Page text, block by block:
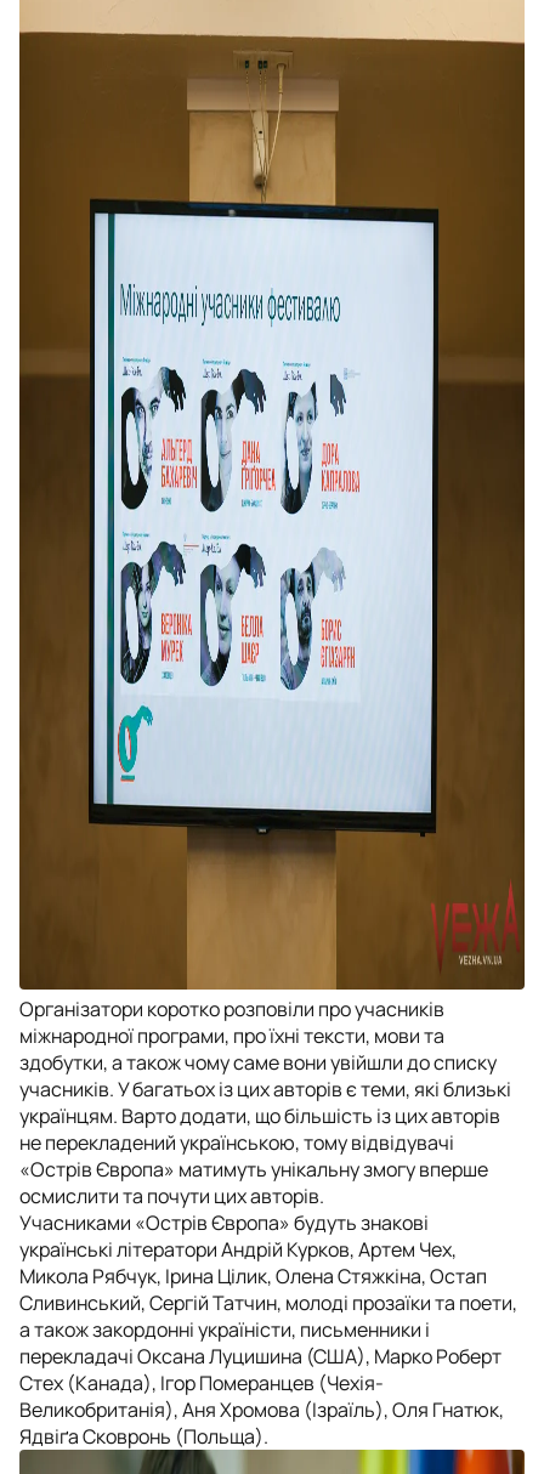
Організатори коротко розповіли про учасників
міжнародної програми, про їхні тексти, мови та
здобутки, а також чому саме вони увійшли до списку
учасників. У багатьох із цих авторів є теми, які близькі
українцям. Варто додати, що більшість із цих авторів
не перекладений українською, тому відвідувачі
«Острів Європа» матимуть унікальну змогу вперше
осмислити та почути цих авторів.
Учасниками «Острів Європа» будуть знакові
українські літератори Андрій Курков, Артем Чех,
Микола Рябчук, Ірина Цілик, Олена Стяжкіна, Остап
Сливинський, Сергій Татчин, молоді прозаїки та поети,
а також закордонні україністи, письменники і
перекладачі Оксана Луцишина (США), Марко Роберт
Стех (Канада), Ігор Померанцев (Чехія-
Великобританія), Аня Хромова (Ізраїль), Оля Гнатюк,
Ядвіґа Сковронь (Польща).